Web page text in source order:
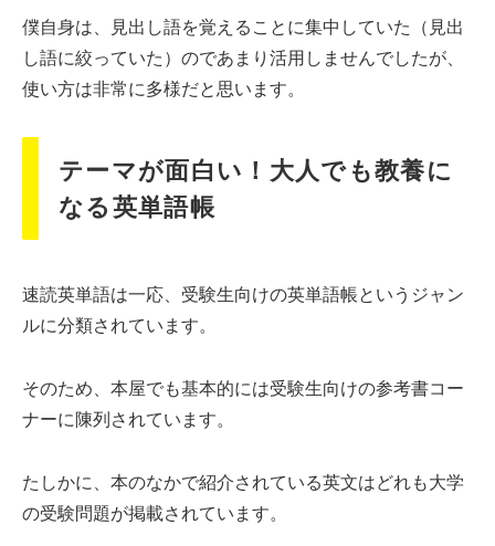
僕自身は、見出し語を覚えることに集中していた（見出
し語に絞っていた）のであまり活用しませんでしたが、
使い方は非常に多様だと思います。
テーマが面白い！大人でも教養に
なる英単語帳
速読英単語は一応、受験生向けの英単語帳というジャン
ルに分類されています。
そのため、本屋でも基本的には受験生向けの参考書コー
ナーに陳列されています。
たしかに、本のなかで紹介されている英文はどれも大学
の受験問題が掲載されています。